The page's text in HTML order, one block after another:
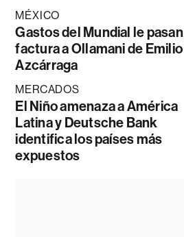
MÉXICO
Gastos del Mundial le pasan
factura a Ollamani de Emilio
Azcárraga
MERCADOS
El Niño amenaza a América
Latina y Deutsche Bank
identifica los países más
expuestos